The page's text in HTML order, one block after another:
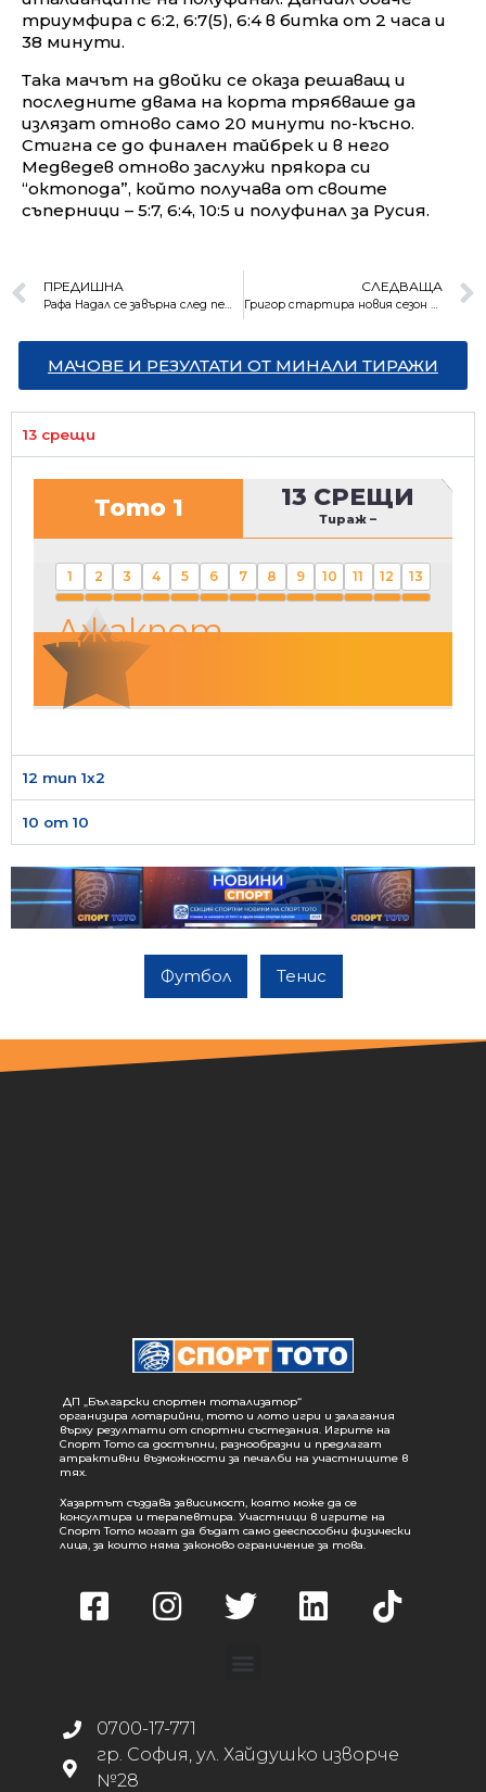
триумфира с 6:2, 6:7(5), 6:4 в битка от 2 часа и
38 минути.
Така мачът на двойки се оказа решаващ и
последните двама на корта трябваше да
излязат отново само 20 минути по-късно.
Стигна се до финален тайбрек и в него
Медведев отново заслужи прякора си
“октопода”, който получава от своите
съперници – 5:7, 6:4, 10:5 и полуфинал за Русия.
ПРЕДИШНА
Рафа Надал се завърна след пет месеца отсъствие
СЛЕДВАЩА
Григор стартира новия сезон с победа
МАЧОВЕ И РЕЗУЛТАТИ ОТ МИНАЛИ ТИРАЖИ
13 срещи
Тото 1 13 СРЕЩИ
Тираж –
1 2 3 4 5 6 7 8 9 10 11 12 13
Джакпот
12 тип 1х2
10 от 10
Футбол Тенис
ДП „Български спортен тотализатор“
организира лотарийни, тото и лото игри и залагания
върху резултати от спортни състезания. Игрите на
Спорт Тото са достъпни, разнообразни и предлагат
атрактивни възможности за печалби на участниците в
тях.
Хазартът създава зависимост, която може да се
консултира и терапевтира. Участници в игрите на
Спорт Тото могат да бъдат само дееспособни физически
лица, за които няма законово ограничение за това.
0700-17-771
гр. София, ул. Хайдушко изворче
№28